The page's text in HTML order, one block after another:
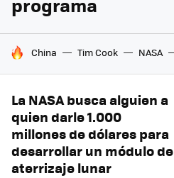
HOY SE HABLA DE
China Tim Cook NASA
La NASA busca alguien a
quien darle 1.000
millones de dólares para
desarrollar un módulo de
aterrizaje lunar